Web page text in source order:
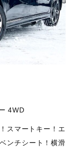
4WD
スマートキー！エ
ンチシート！横滑